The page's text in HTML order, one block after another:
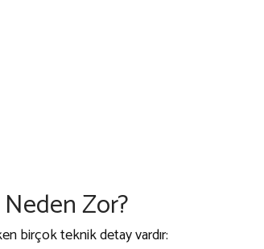
Neden Zor?
birçok teknik detay vardır: